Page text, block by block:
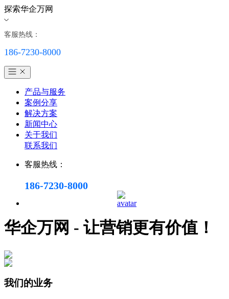
探索华企万网
客服热线：
186-7230-8000
产品与服务
案例分享
解决方案
新闻中心
关于我们
联系我们
客服热线：
186-7230-8000
华企万网 - 让营销更有价值！
我们的业务